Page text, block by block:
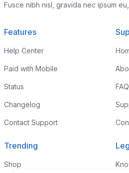
Fusce nibh nisl, gravida nec ipsum
Features
Help Center
Paid with Mobile
Status
Changelog
Contact Support
Trending
Shop